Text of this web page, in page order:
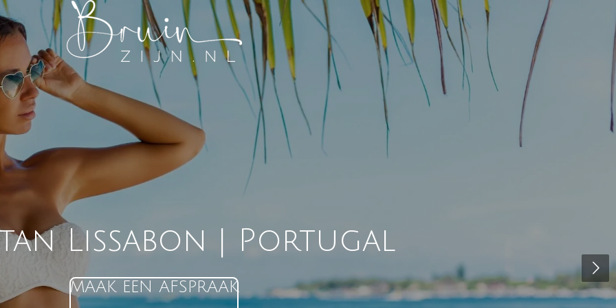
Lissabon | Portugal
MAAK EEN AFSPRAAK